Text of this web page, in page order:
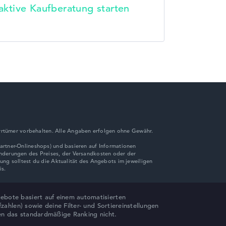
Kaufberatung starten
vorbehalten. Alle Angaben erfolgen ohne Gewähr.
basiert auf einem automatisierten
sowie deine Filter- und Sortiereinstellungen
das standardmäßige Ranking nicht.